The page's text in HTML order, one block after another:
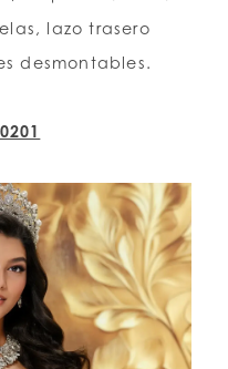
lazo trasero
desmontables.